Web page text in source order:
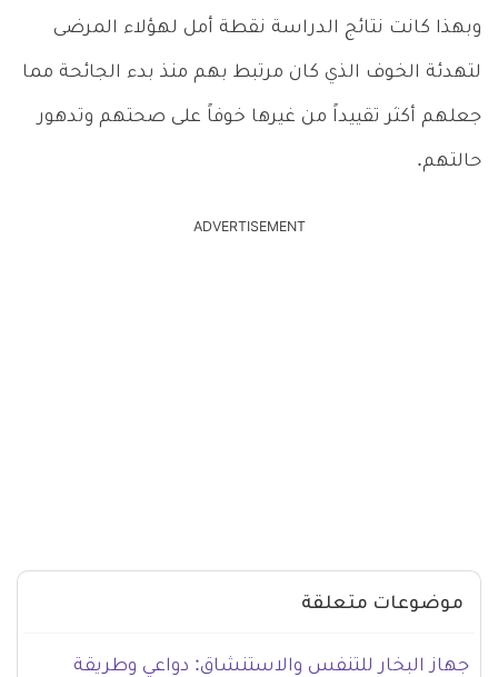
وبهذا كانت نتائج الدراسة نقطة أمل لهؤلاء المرضى
لتهدئة الخوف الذي كان مرتبط بهم منذ بدء الجائحة مما
جعلهم أكثر تقييداً من غيرها خوفاً على صحتهم وتدهور
حالتهم.
ADVERTISEMENT
موضوعات متعلقة
جهاز البخار للتنفس والاستنشاق: دواعي وطريقة